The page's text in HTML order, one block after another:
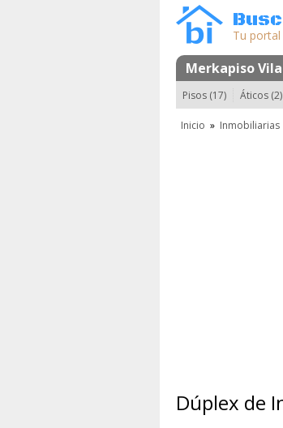
Tu
Merkapiso
Mapa
Pisos (17) Áticos (2)
Inicio » Inmobiliarias
Dúplex de